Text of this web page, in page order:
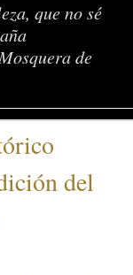
que no sé
de
del